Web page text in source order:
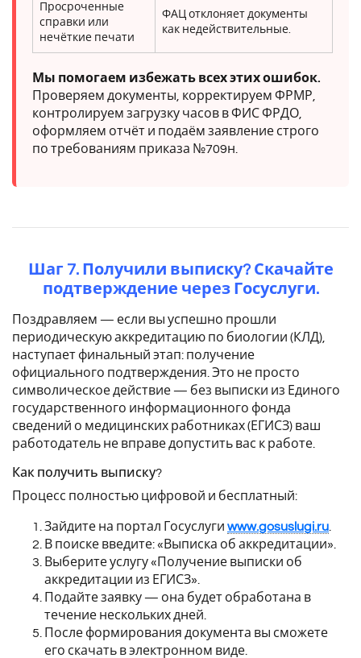
Просроченные
справки или
нечёткие печати
ФАЦ отклоняет документы
как недействительные.
Мы помогаем избежать всех этих ошибок.
Проверяем документы, корректируем ФРМР,
контролируем загрузку часов в ФИС ФРДО,
оформляем отчёт и подаём заявление строго
по требованиям приказа №709н.
Шаг 7. Получили выписку? Скачайте
подтверждение через Госуслуги.
Поздравляем — если вы успешно прошли
периодическую аккредитацию по биологии (КЛД),
наступает финальный этап: получение
официального подтверждения. Это не просто
символическое действие — без выписки из Единого
государственного информационного фонда
сведений о медицинских работниках (ЕГИСЗ) ваш
работодатель не вправе допустить вас к работе.
Как получить выписку?
Процесс полностью цифровой и бесплатный:
Зайдите на портал Госуслуги www.gosuslugi.ru
В поиске введите: «Выписка об аккредитации».
Выберите услугу «Получение выписки об
аккредитации из ЕГИСЗ».
Подайте заявку — она будет обработана в
течение нескольких дней.
После формирования документа вы сможете
его скачать в электронном виде.